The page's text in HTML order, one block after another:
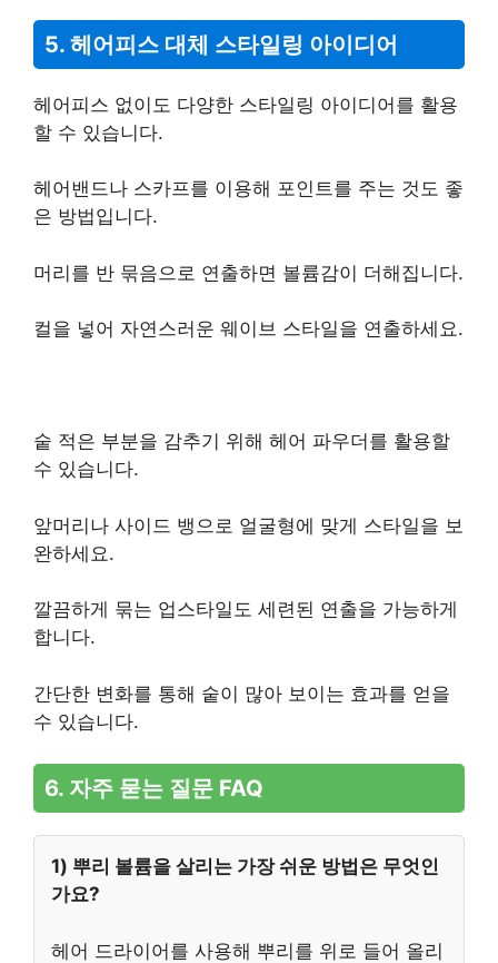
5. 헤어피스 대체 스타일링 아이디어
헤어피스 없이도 다양한 스타일링 아이디어를 활용
할 수 있습니다.
헤어밴드나 스카프를 이용해 포인트를 주는 것도 좋
은 방법입니다.
머리를 반 묶음으로 연출하면 볼륨감이 더해집니다.
컬을 넣어 자연스러운 웨이브 스타일을 연출하세요.
숱 적은 부분을 감추기 위해 헤어 파우더를 활용할
수 있습니다.
앞머리나 사이드 뱅으로 얼굴형에 맞게 스타일을 보
완하세요.
깔끔하게 묶는 업스타일도 세련된 연출을 가능하게
합니다.
간단한 변화를 통해 숱이 많아 보이는 효과를 얻을
수 있습니다.
6. 자주 묻는 질문 FAQ
1) 뿌리 볼륨을 살리는 가장 쉬운 방법은 무엇인
가요?
헤어 드라이어를 사용해 뿌리를 위로 들어 올리